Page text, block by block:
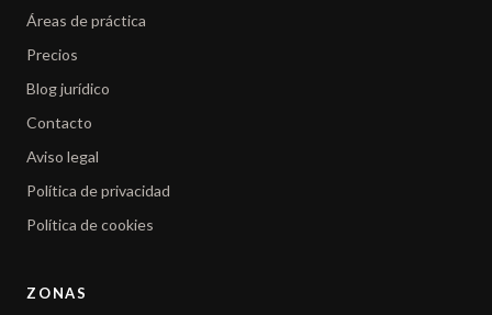
Áreas de práctica
Precios
Blog jurídico
Contacto
Aviso legal
Política de privacidad
Política de cookies
ZONAS